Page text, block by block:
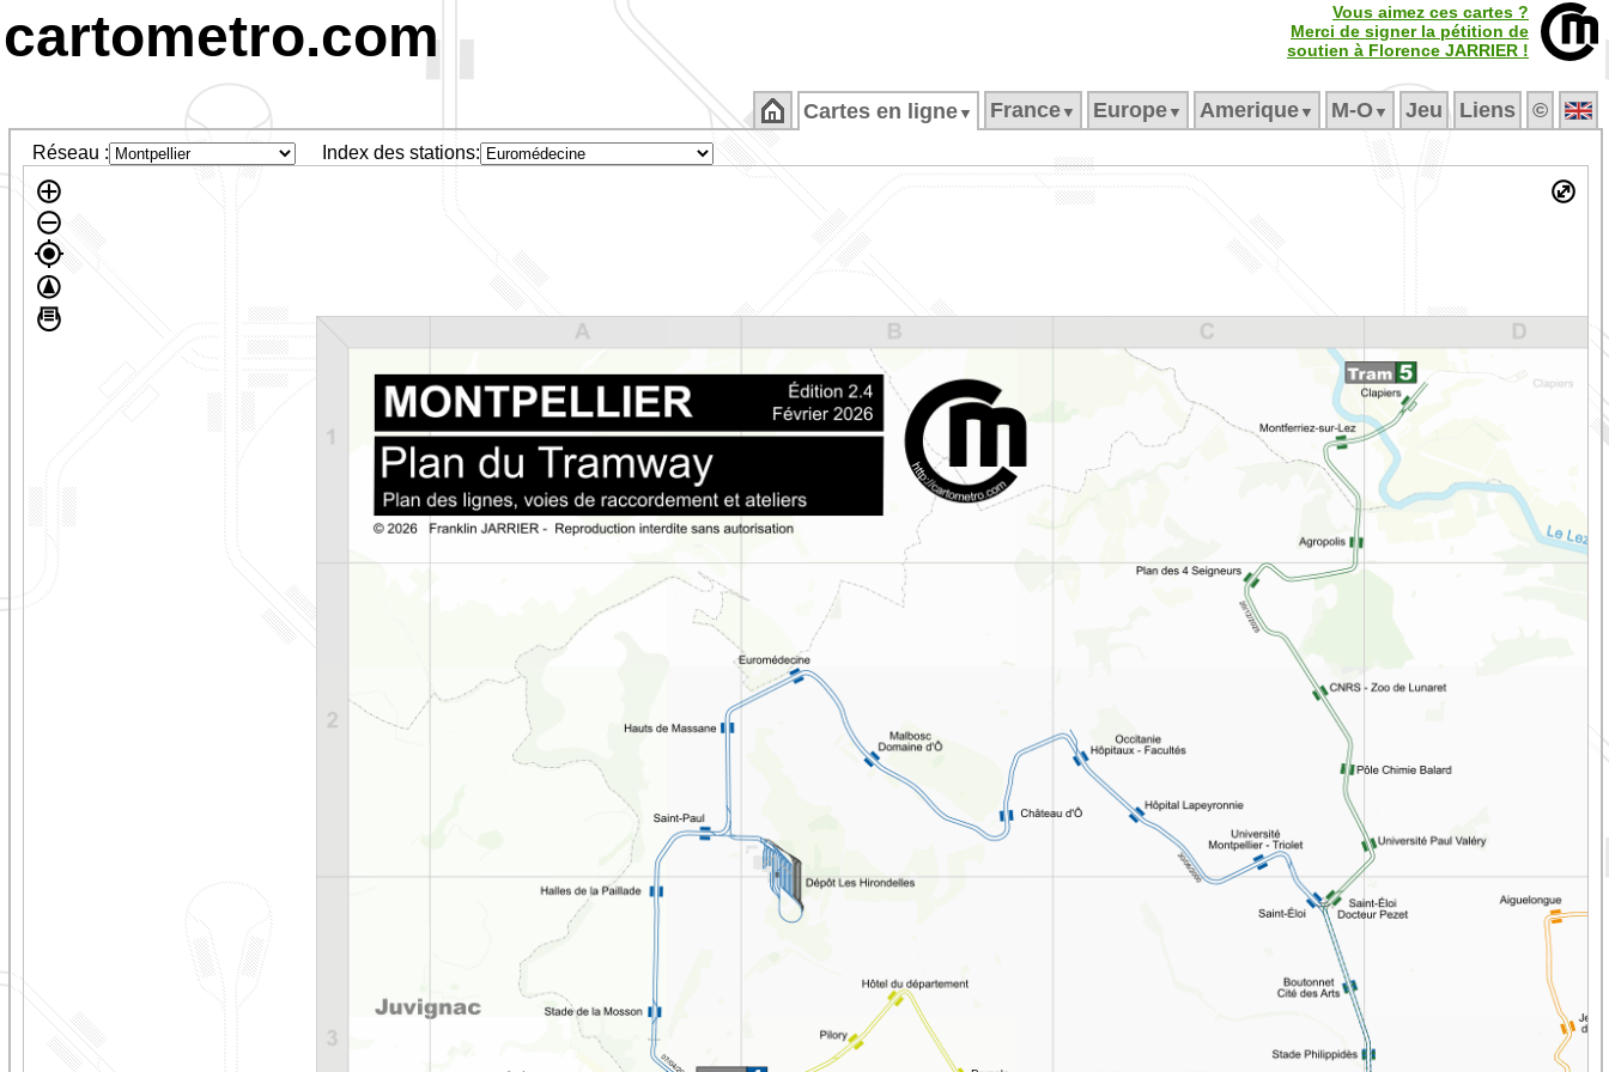
cartometro.com
Vous aimez ces cartes ?
Merci de signer la pétition de
soutien à Florence JARRIER !
Cartes en ligne ▼ France ▼ Europe ▼ Amerique ▼ M‑O ▼ Jeu Liens ©
Réseau : Index des stations: